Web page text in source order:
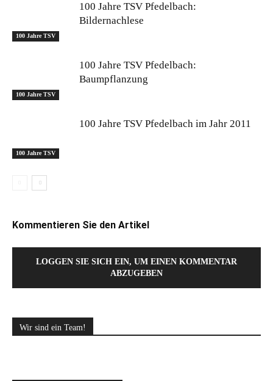
100 Jahre TSV
100 Jahre TSV Pfedelbach:
Bildernachlese
100 Jahre TSV
100 Jahre TSV Pfedelbach:
Baumpflanzung
100 Jahre TSV
100 Jahre TSV Pfedelbach im Jahr 2011
Kommentieren Sie den Artikel
LOGGEN SIE SICH EIN, UM EINEN KOMMENTAR
ABZUGEBEN
Wir sind ein Team!